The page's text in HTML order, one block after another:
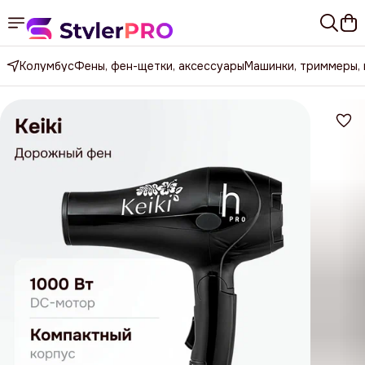
КолумбусФены, фен-щетки, аксессуарыМашинки, триммеры,